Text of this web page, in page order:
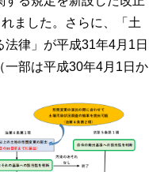
ました。さらに、「土
律」が平成31年4月1日
一部は平成30年4月1日か